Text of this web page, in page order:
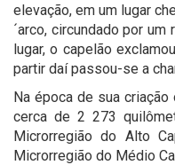
elevação, em um lugar
´arco, circundado por
lugar, o capelão
partir daí passou-se a
Na época de sua criação
cerca de 2 273
Microrregião do Alto
Microrregião do Médio